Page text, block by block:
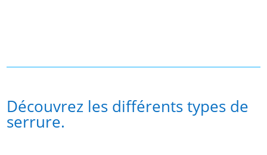
Découvrez les différents types de
serrure.